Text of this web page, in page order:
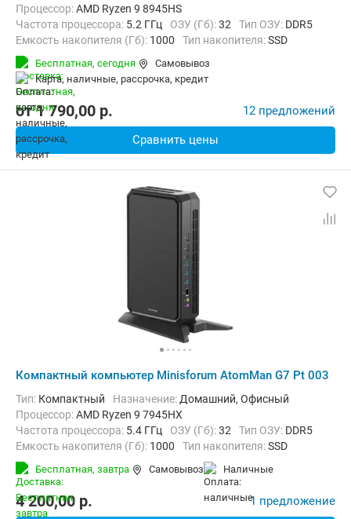
Процессор:AMD Ryzen 9 8945HS
Частота процессора: 5.2 ГГц ОЗУ (Гб):32 Тип ОЗУ: DDR5
Емкость накопителя (Гб): 1000 Тип накопителя:SSD
Видеоадаптер:
Операционная система: без ОС
Бесплатная, сегодня
Самовывоз
карта, наличные, рассрочка, кредит
от1 790,00 p. 12 предложений
Сравнить цены
Компактный компьютер Minisforum AtomMan G7 Pt 003
Тип: Компактный Назначение: Домашний, Офисный
Процессор:AMD Ryzen 9 7945HX
Частота процессора: 5.4 ГГц ОЗУ (Гб):32 Тип ОЗУ: DDR5
Емкость накопителя (Гб): 1000 Тип накопителя:SSD
Видеоадаптер:
AMD Radeon RX 7600M
Операционная система:
Бесплатная, завтра Самовывоз наличные
4 200,00 p. 1 предложение